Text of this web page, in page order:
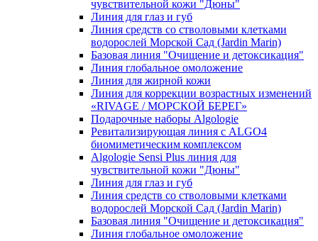
чувcтвительной кожи "Дюны"
Линия для глаз и губ
Линия средств со стволовыми клетками
водорослей Морской Сад (Jardin Marin)
Базовая линия "Очищение и детоксикация"
Линия глобальное омоложение
Линия для жирной кожи
Линия для коррекции возрастных изменений
«RIVAGE / МОРСКОЙ БЕРЕГ»
Подарочные наборы Algologie
Ревитализирующая линия с ALGO4
биомиметическим комплексом
Algologie Sensi Plus линия для
чувcтвительной кожи "Дюны"
Линия для глаз и губ
Линия средств со стволовыми клетками
водорослей Морской Сад (Jardin Marin)
Базовая линия "Очищение и детоксикация"
Линия глобальное омоложение